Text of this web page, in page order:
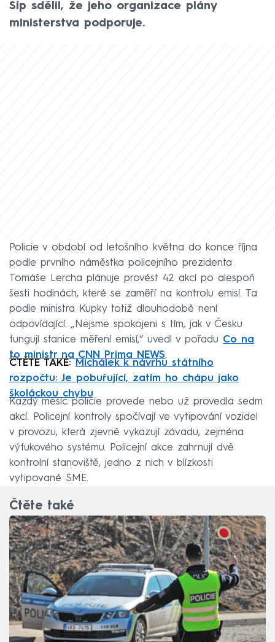
Šíp sdělil, že jeho organizace plány
ministerstva podporuje.
Policie v období od letošního května do konce října
podle prvního náměstka policejního prezidenta
Tomáše Lercha plánuje provést 42 akcí po alespoň
šesti hodinách, které se zaměří na kontrolu emisí. Ta
podle ministra Kupky totiž dlouhodobě není
odpovídající. „Nejsme spokojeni s tím, jak v Česku
fungují stanice měření emisí,“ uvedl v pořadu Co na
to ministr na CNN Prima NEWS.
ČTĚTE TAKÉ:
Michálek k návrhu státního
rozpočtu: Je pobuřující, zatím ho chápu jako
školáckou chybu
Každý měsíc policie provede nebo už provedla sedm
akcí. Policejní kontroly spočívají ve vytipování vozidel
v provozu, která zjevně vykazují závadu, zejména
výfukového systému. Policejní akce zahrnují dvě
kontrolní stanoviště, jedno z nich v blízkosti
vytipované SME.
Čtěte také